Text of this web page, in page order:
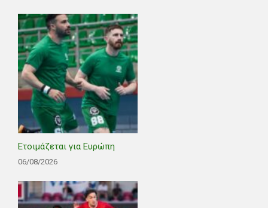
Ετοιμάζεται για Ευρώπη
06/08/2026